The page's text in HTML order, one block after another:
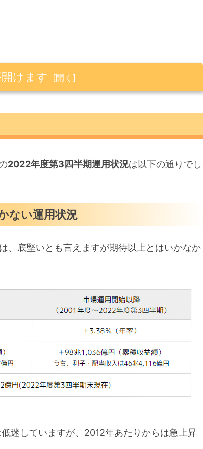
けます
かった
2022年度第3四半期運用状況は以下の通りでし
ない運用状況
、底堅いとも言えますが期待以上とはいかなか
迷していますが、2012年あたりからは急上昇